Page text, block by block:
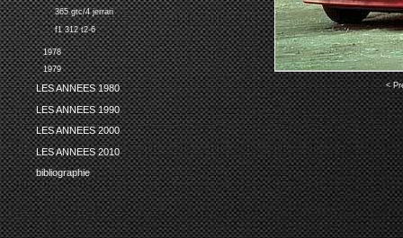
365 gtc/4 jerrari
f1 312 t2-6
1978
1979
LES ANNEES 1980
LES ANNEES 1990
LES ANNEES 2000
LES ANNEES 2010
bibliographie
<